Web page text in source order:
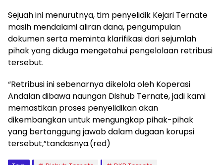
‎‎Sejuah ini menurutnya, tim penyelidik Kejari Ternate
masih mendalami aliran dana, pengumpulan
dokumen serta meminta klarifikasi dari sejumlah
pihak yang diduga mengetahui pengelolaan retribusi
tersebut.
“Retribusi ini sebenarnya dikelola oleh Koperasi
Andalan dibawa naungan Dishub Ternate, jadi kami
memastikan proses penyelidikan akan
dikembangkan untuk mengungkap pihak-pihak
yang bertanggung jawab dalam dugaan korupsi
tersebut,”tandasnya.(red)